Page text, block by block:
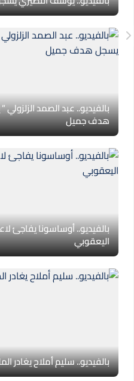
بالفيديو.. عبد الصمد الزلزولي ”
هدف جميل
بالفيديو.. أوساسونا يفاجئ
اليعقوبي
بالفيديو.. سليم أملاح يغادر